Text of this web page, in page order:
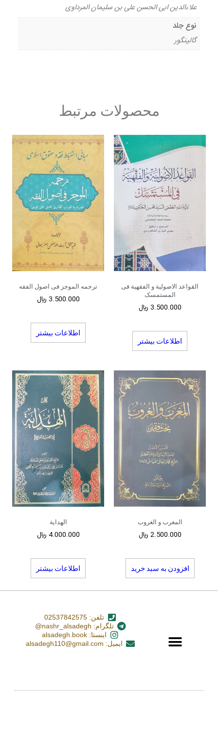
علاءالدین ابی الحسن علی بن سلیمان المرداوی
نوع جلد
گالینگور
محصولات مرتبط
القواعد الاصولیة و الفقهیة فی
المستمسک
3.500.000 ﷼
اطلاعات بیشتر
ترجمه الموجز فی اصول الفقه
3.500.000 ﷼
اطلاعات بیشتر
المغرب و الغروب
2.500.000 ﷼
افزودن به سبد خرید
الهدایة
4.000.000 ﷼
اطلاعات بیشتر
تلفن: 02537842575
تلگرام: nashr_alsadegh@
اینستا: alsadegh.book
ایمیل: alsadegh110@gmail.com